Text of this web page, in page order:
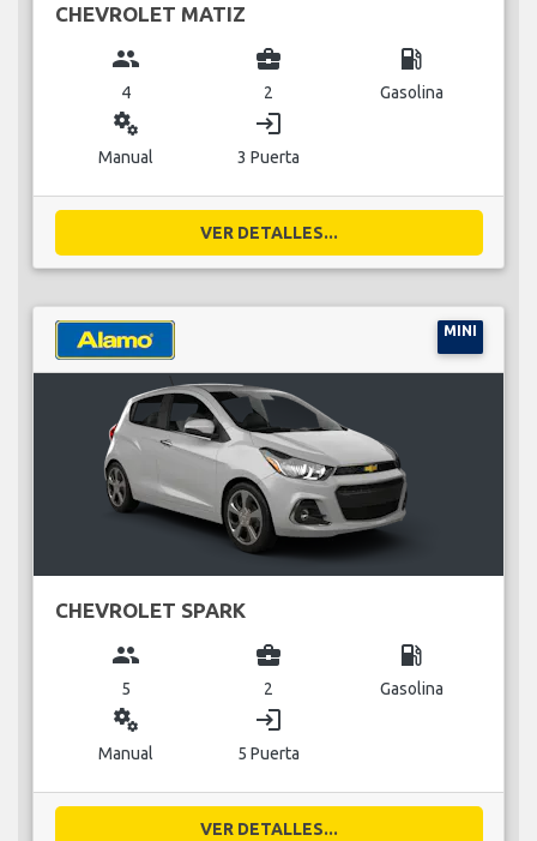
CHEVROLET MATIZ
group
4
business_center
2
local_gas_station
Gasolina
miscellaneous_services
Manual
login
3 Puerta
VER DETALLES...
MINI
CHEVROLET SPARK
group
5
business_center
2
local_gas_station
Gasolina
miscellaneous_services
Manual
login
5 Puerta
VER DETALLES...